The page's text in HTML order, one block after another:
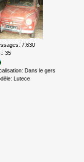
7.630
35
Dans le gers
Lutece